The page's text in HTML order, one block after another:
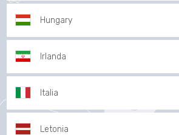
Hungary
Irlanda
Italia
Letonia